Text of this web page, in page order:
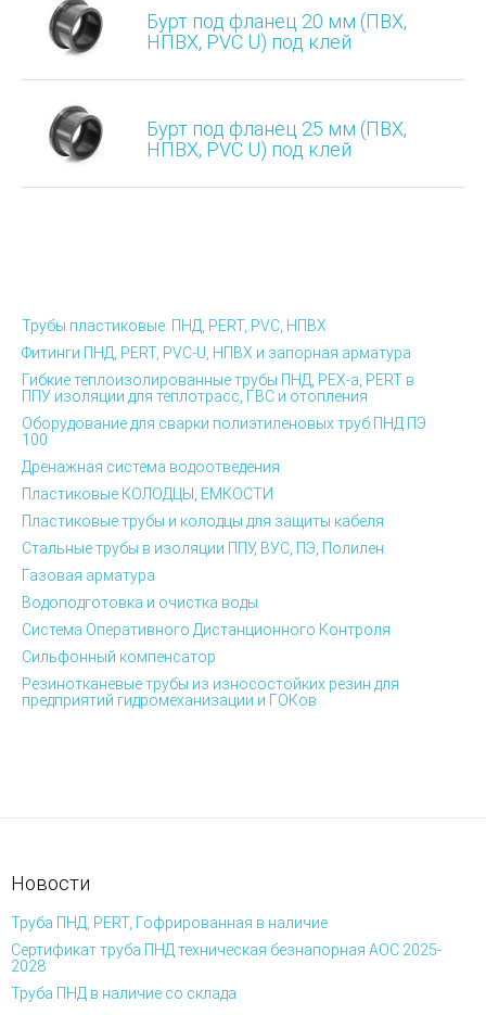
Бурт под фланец 20 мм (ПВХ,
НПВХ, PVC U) под клей
Бурт под фланец 25 мм (ПВХ,
НПВХ, PVC U) под клей
Трубы пластиковые: ПНД, PERT, PVC, НПВХ
Фитинги ПНД, PERT, PVC-U, НПВХ и запорная арматура
Гибкие теплоизолированные трубы ПНД, PEX-а, PERT в
ППУ изоляции для теплотрасс, ГВС и отопления
Оборудование для сварки полиэтиленовых труб ПНД ПЭ
100
Дренажная система водоотведения
Пластиковые КОЛОДЦЫ, ЕМКОСТИ
Пластиковые трубы и колодцы для защиты кабеля
Стальные трубы в изоляции ППУ, ВУС, ПЭ, Полилен
Газовая арматура
Водоподготовка и очистка воды
Система Оперативного Дистанционного Контроля
Сильфонный компенсатор
Резинотканевые трубы из износостойких резин для
предприятий гидромеханизации и ГОКов
Новости
Труба ПНД, PERT, Гофрированная в наличие
Сертификат труба ПНД техническая безнапорная АОС 2025-
2028
Труба ПНД в наличие со склада